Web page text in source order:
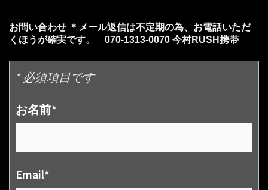
お問い合わせ ＊メール返信は不定期の為、お電話いただ
くほうが確実です。 070-1313-0070 今村RUSH携帯
* 必須項目です
お名前*
Email*